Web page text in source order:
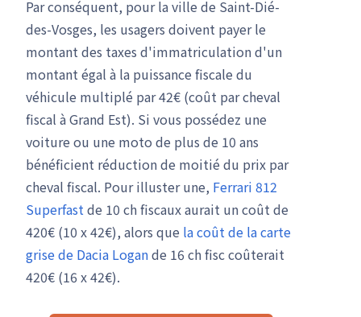
Par conséquent, pour la ville de Saint-Dié-
des-Vosges, les usagers doivent payer le
montant des taxes d'immatriculation d'un
montant égal à la puissance fiscale du
véhicule multiplé par 42€ (coût par cheval
fiscal à Grand Est). Si vous possédez une
voiture ou une moto de plus de 10 ans
bénéficient réduction de moitié du prix par
cheval fiscal. Pour illuster une, Ferrari 812
Superfastde 10 ch fiscaux aurait un coût de
420€ (10 x 42€), alors que la coût de la carte
grise de Dacia Logande 16 ch fisc coûterait
420€ (16 x 42€).